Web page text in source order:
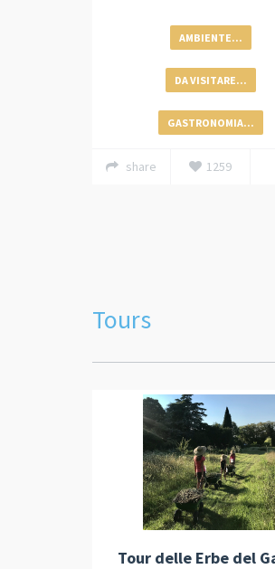
AMBIENTE...
DA VISITARE...
GASTRONOMIA...
share 1259
Tours
Tour delle Erbe del